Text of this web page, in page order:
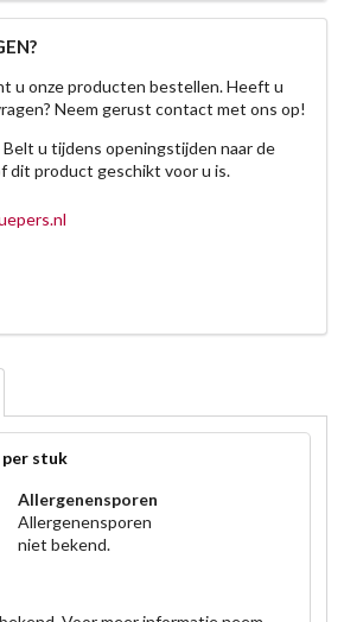
u onze producten bestellen. Heeft u
Neem gerust contact met ons op!
u tijdens openingstijden naar de
dit product geschikt voor u is.
stuk
Allergenensporen
Allergenensporen
niet bekend.